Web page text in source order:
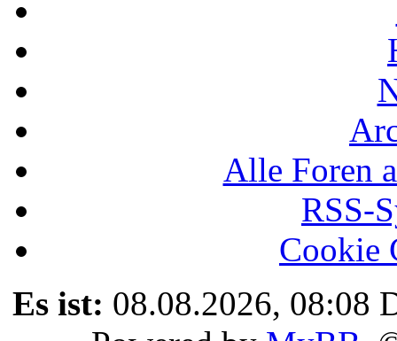
Alle Foren
RSS-
Cookie
Es ist: 08.08.2026, 08:08